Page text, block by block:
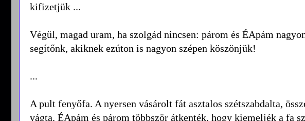
kifizetjük ...
Végül, magad uram, ha szolgád nincsen: párom és ÉApám
segítőnk, akiknek ezúton is nagyon szépen köszönjük!
...
A pult fenyőfa. A nyersen vásárolt fát asztalos szétszabdalta,
vágta. ÉApám és párom többször átkenték, hogy kiemeljék a fa